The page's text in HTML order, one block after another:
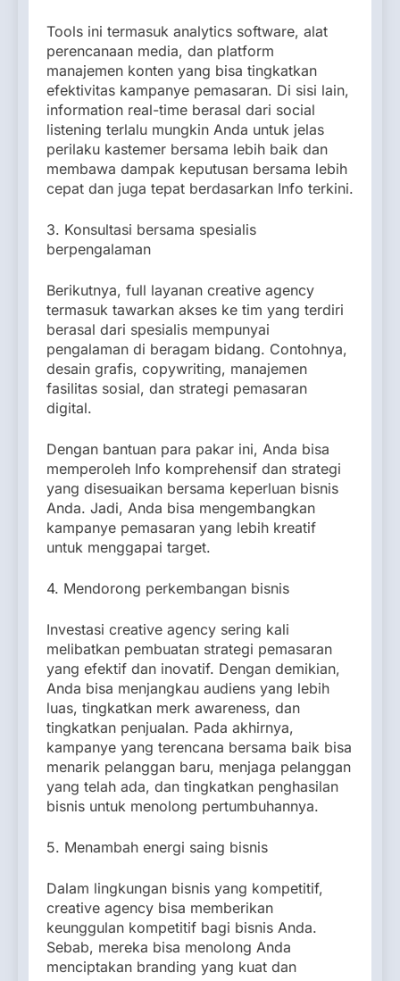
Tools ini termasuk analytics software, alat
perencanaan media, dan platform
manajemen konten yang bisa tingkatkan
efektivitas kampanye pemasaran. Di sisi lain,
information real-time berasal dari social
listening terlalu mungkin Anda untuk jelas
perilaku kastemer bersama lebih baik dan
membawa dampak keputusan bersama lebih
cepat dan juga tepat berdasarkan Info terkini.
3. Konsultasi bersama spesialis
berpengalaman
Berikutnya, full layanan creative agency
termasuk tawarkan akses ke tim yang terdiri
berasal dari spesialis mempunyai
pengalaman di beragam bidang. Contohnya,
desain grafis, copywriting, manajemen
fasilitas sosial, dan strategi pemasaran
digital.
Dengan bantuan para pakar ini, Anda bisa
memperoleh Info komprehensif dan strategi
yang disesuaikan bersama keperluan bisnis
Anda. Jadi, Anda bisa mengembangkan
kampanye pemasaran yang lebih kreatif
untuk menggapai target.
4. Mendorong perkembangan bisnis
Investasi creative agency sering kali
melibatkan pembuatan strategi pemasaran
yang efektif dan inovatif. Dengan demikian,
Anda bisa menjangkau audiens yang lebih
luas, tingkatkan merk awareness, dan
tingkatkan penjualan. Pada akhirnya,
kampanye yang terencana bersama baik bisa
menarik pelanggan baru, menjaga pelanggan
yang telah ada, dan tingkatkan penghasilan
bisnis untuk menolong pertumbuhannya.
5. Menambah energi saing bisnis
Dalam lingkungan bisnis yang kompetitif,
creative agency bisa memberikan
keunggulan kompetitif bagi bisnis Anda.
Sebab, mereka bisa menolong Anda
menciptakan branding yang kuat dan